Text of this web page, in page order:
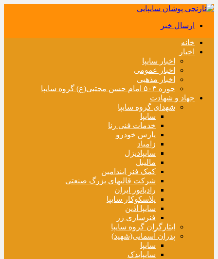
ارسال خبر
خانه
اخبار
اخبار سایپا
اخبار عمومی
اخبار مذهبی
حوزه ۵۰۳ امام حسن مجتبی(ع) گروه سایپا
جهاد و شهادت
شهدای گروه سایپا
سایپا
خدمات فنی رنا
پارس خودرو
زامیاد
سایپادیزل
مالیبل
کمک فنر ایندامین
شرکت قالبهای بزرگ صنعتی
رادیاتور ایران
پلاسکوکار سایپا
سایپا آذین
فنرسازی زر
ایثارگران گروه سایپا
پدران آسمانی(شهید)
سایپا
سایپایدک